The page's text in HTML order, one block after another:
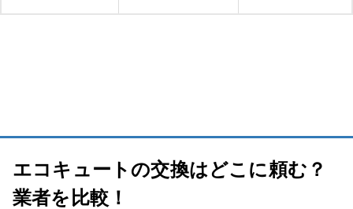
エコキュートの交換はどこに頼む？
業者を比較！